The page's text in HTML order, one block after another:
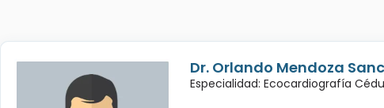
Dr. Orlando Mendoza
Especialidad: Ecocardiografía